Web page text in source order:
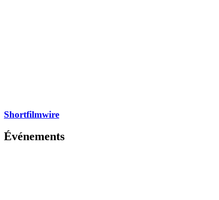
Shortfilmwire
Événements